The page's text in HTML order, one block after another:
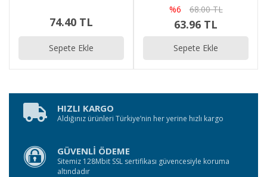
Tabla, Ayak
74.40 TL
Sepete Ekle
Laptop, Dizüstü, Sehpa,
Tabla, Ayak
%6 68.00 TL
63.96 TL
Sepete Ekle
HIZLI KARGO
Aldığınız ürünleri Türkiye’nin her yerine hızlı kargo
GÜVENLİ ÖDEME
Sitemiz 128Mbit SSL sertifikası güvencesiyle koruma
altındadır